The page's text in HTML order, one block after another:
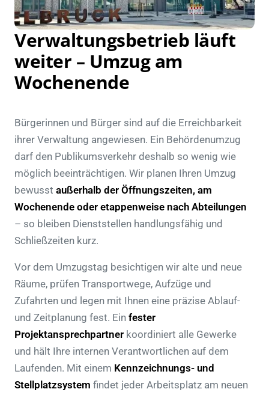
Verwaltungsbetrieb läuft
weiter – Umzug am
Wochenende
Bürgerinnen und Bürger sind auf die Erreichbarkeit
ihrer Verwaltung angewiesen. Ein Behördenumzug
darf den Publikumsverkehr deshalb so wenig wie
möglich beeinträchtigen. Wir planen Ihren Umzug
bewusst außerhalb der Öffnungszeiten, am
Wochenende oder etappenweise nach Abteilungen
– so bleiben Dienststellen handlungsfähig und
Schließzeiten kurz.
Vor dem Umzugstag besichtigen wir alte und neue
Räume, prüfen Transportwege, Aufzüge und
Zufahrten und legen mit Ihnen eine präzise Ablauf-
und Zeitplanung fest. Ein fester
Projektansprechpartner koordiniert alle Gewerke
und hält Ihre internen Verantwortlichen auf dem
Laufenden. Mit einem Kennzeichnungs- und
Stellplatzsystem findet jeder Arbeitsplatz am neuen